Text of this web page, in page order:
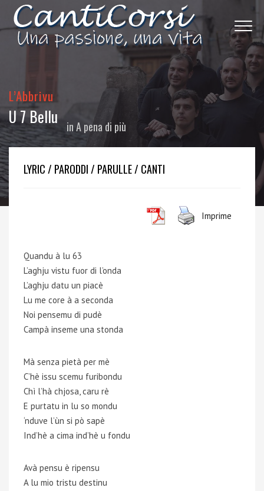
L’Abbrivu
U 7 Bellu inA pena di più
LYRIC / PARODDI / PARULLE / CANTI
Imprime
Quandu à lu 63
L’aghju vistu fuor di l’onda
L’aghju datu un piacè
Lu me core à a seconda
Noi pensemu di pudè
Campà inseme una stonda
Mà senza pietà per mè
C’hè issu scemu furibondu
Chì l’hà chjosa, caru rè
E purtatu in lu so mondu
‘nduve l’ùn si pò sapè
Ind’hè a cima ind’hè u fondu
Avà pensu è ripensu
A lu mio tristu destinu